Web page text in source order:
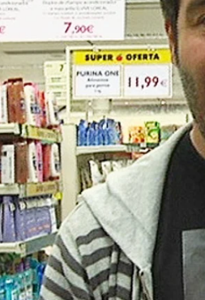
de 2010, 17:37
la compra para